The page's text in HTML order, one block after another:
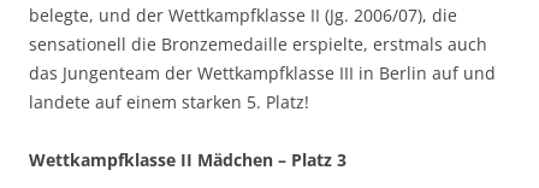
belegte, und der Wettkampfklasse II (Jg. 2006/07), die
sensationell die Bronzemedaille erspielte, erstmals auch
das Jungenteam der Wettkampfklasse III in Berlin auf und
landete auf einem starken 5. Platz!
Wettkampfklasse II Mädchen – Platz 3